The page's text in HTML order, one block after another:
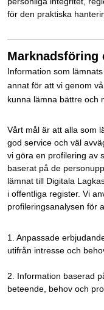
för den praktiska
Information som
annat för att vi genom
kunna lämna bättre och
Vårt mål är att alla som
god service och väl
vi göra en profilering av
baserat på de
lämnat till Digitala
i offentliga register. Vi
profileringsanalysen för
1. Anpassade
utifrån intresse och
2. Information baserad
beteende, behov och